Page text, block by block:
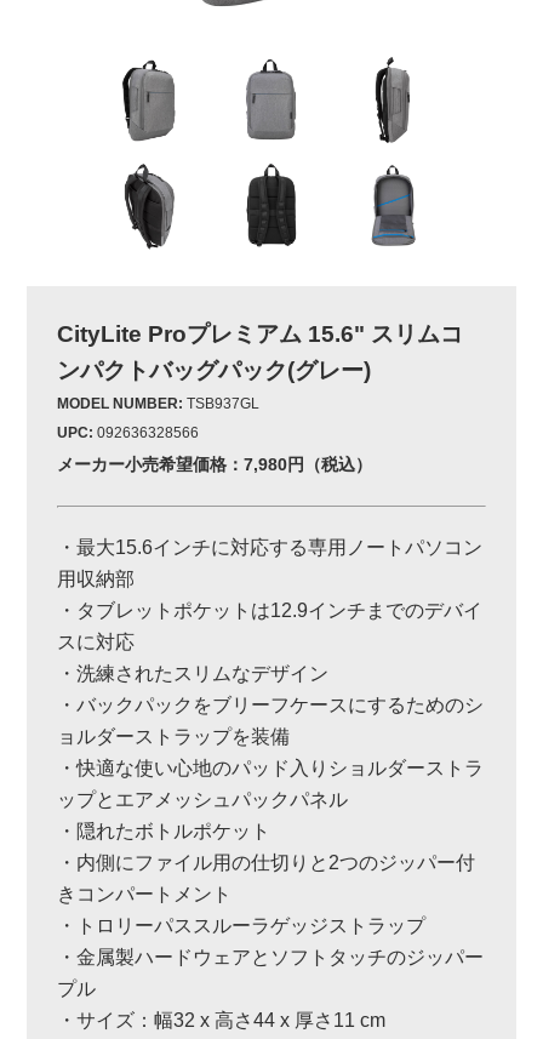
CityLite Proプレミアム 15.6" スリムコ
ンパクトバッグパック(グレー)
MODEL NUMBER: TSB937GL
UPC: 092636328566
メーカー小売希望価格：7,980円（税込）
・最大15.6インチに対応する専用ノートパソコン
用収納部
・タブレットポケットは12.9インチまでのデバイ
スに対応
・洗練されたスリムなデザイン
・バックパックをブリーフケースにするためのシ
ョルダーストラップを装備
・快適な使い心地のパッド入りショルダーストラ
ップとエアメッシュパックパネル
・隠れたボトルポケット
・内側にファイル用の仕切りと2つのジッパー付
きコンパートメント
・トロリーパススルーラゲッジストラップ
・金属製ハードウェアとソフトタッチのジッパー
プル
・サイズ：幅32 x 高さ44 x 厚さ11 cm